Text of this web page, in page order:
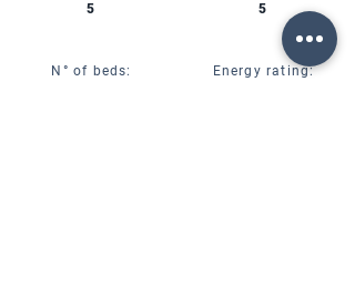
5
N° of beds:
5
Energy rating: